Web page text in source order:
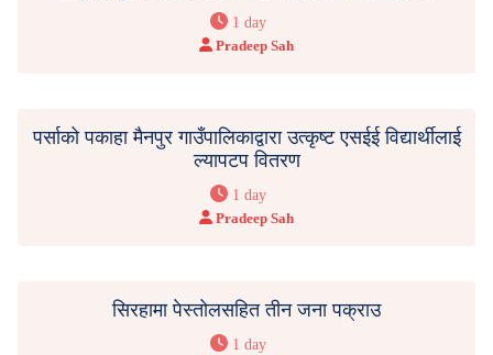
1 day
Pradeep Sah
पर्साको पकाहा मैनपुर गाउँपालिकाद्वारा उत्कृष्ट एसईई विद्यार्थीलाई
ल्यापटप वितरण
1 day
Pradeep Sah
सिरहामा पेस्तोलसहित तीन जना पक्राउ
1 day